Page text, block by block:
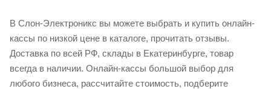
В Слон-Электроникс вы можете выбрать и купить онлайн-
кассы по низкой цене в каталоге, прочитать отзывы.
Доставка по всей РФ, склады в Екатеринбурге, товар
всегда в наличии. Онлайн-кассы большой выбор для
любого бизнеса, рассчитайте стоимость, подберите